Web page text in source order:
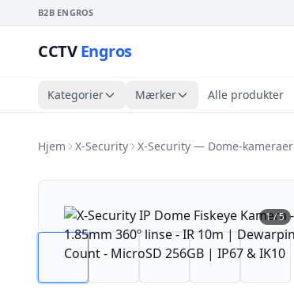
B2B ENGROS
CCTVEngros
Kategorier Mærker Alle produkter
Hjem X-Security X-Security — Dome-kameraer
1/5